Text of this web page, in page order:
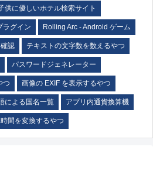
供に優しいホテル検索サイト
ラグイン Rolling Arc - Android ゲーム
認 テキストの文字数を数えるやつ
パスワードジェネレーター
つ 画像の EXIF を表示するやつ
による国名一覧 アプリ内通貨換算機
間を変換するやつ